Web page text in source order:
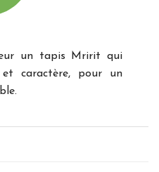
un tapis Mririt qui
et caractère, pour un